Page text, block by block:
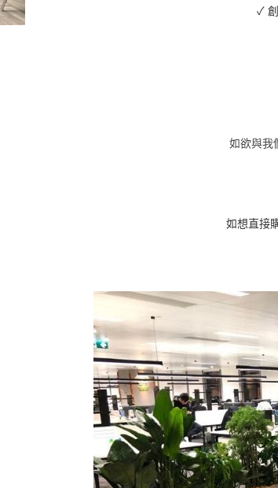
✓
如欲與我
如想直接